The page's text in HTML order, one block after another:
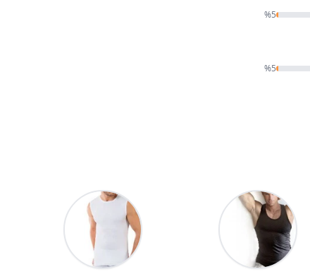
%5
%5